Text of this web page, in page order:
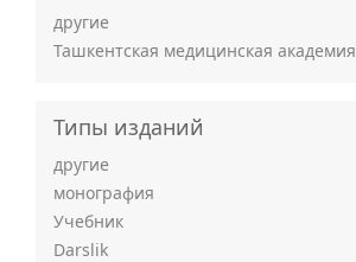
другие
Ташкентская медицинская академия
Типы изданий
другие
монография
Учебник
Darslik